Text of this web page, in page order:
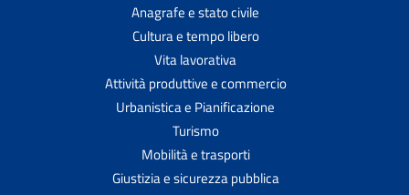
Anagrafe e stato civile
Cultura e tempo libero
Vita lavorativa
Attività produttive e commercio
Urbanistica e Pianificazione
Turismo
Mobilità e trasporti
Giustizia e sicurezza pubblica